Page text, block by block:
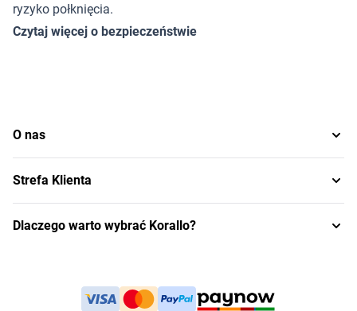
ryzyko połknięcia.
Czytaj więcej o bezpieczeństwie
O nas
Strefa Klienta
Dlaczego warto wybrać Korallo?